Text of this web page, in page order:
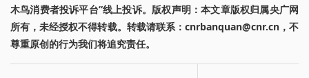
木鸟消费者投诉平台”线上投诉。版权声明：本文章版权归属央广网
所有，未经授权不得转载。转载请联系：cnrbanquan@cnr.cn，不
尊重原创的行为我们将追究责任。